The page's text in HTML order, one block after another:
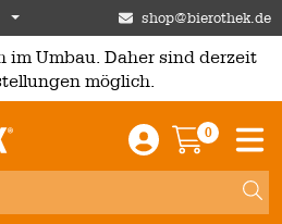
Deutschland shop@bierothek.de
im Umbau. Daher sind derzeit
möglich.
Einloggen /
0